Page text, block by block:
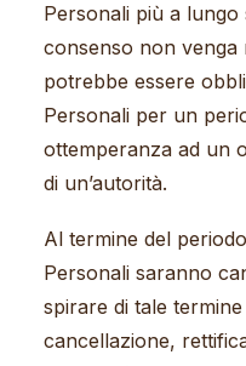
Personali più a
consenso non
potrebbe essere
Personali per un
ottemperanza ad un
di un’autorità.
Al termine del
Personali saranno
spirare di tale
cancellazione,